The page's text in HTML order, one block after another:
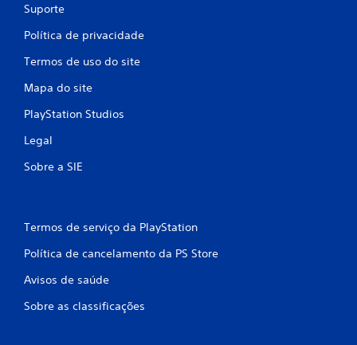
Suporte
Política de privacidade
Termos de uso do site
Mapa do site
PlayStation Studios
Legal
Sobre a SIE
Termos de serviço da PlayStation
Política de cancelamento da PS Store
Avisos de saúde
Sobre as classificações